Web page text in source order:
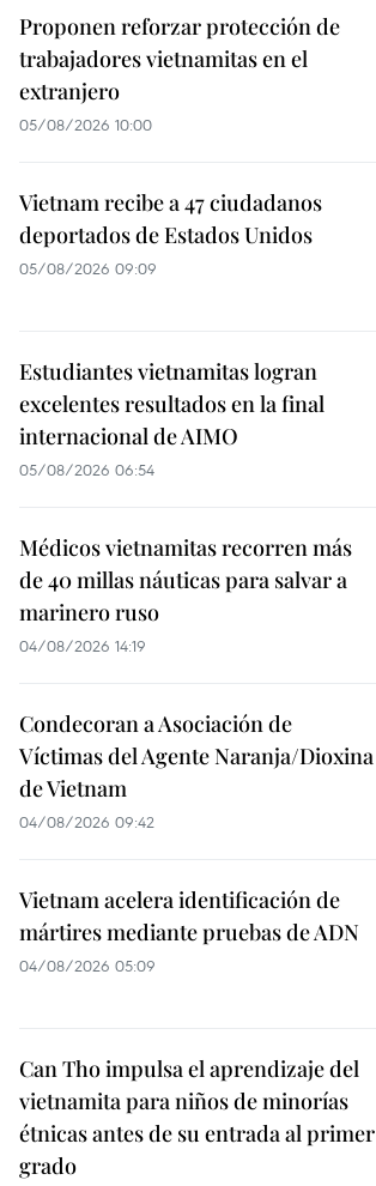
Proponen reforzar protección de
trabajadores vietnamitas en el
extranjero
05/08/2026 10:00
Vietnam recibe a 47 ciudadanos
deportados de Estados Unidos
05/08/2026 09:09
Estudiantes vietnamitas logran
excelentes resultados en la final
internacional de AIMO
05/08/2026 06:54
Médicos vietnamitas recorren más
de 40 millas náuticas para salvar a
marinero ruso
04/08/2026 14:19
Condecoran a Asociación de
Víctimas del Agente Naranja/Dioxina
de Vietnam
04/08/2026 09:42
Vietnam acelera identificación de
mártires mediante pruebas de ADN
04/08/2026 05:09
Can Tho impulsa el aprendizaje del
vietnamita para niños de minorías
étnicas antes de su entrada al primer
grado